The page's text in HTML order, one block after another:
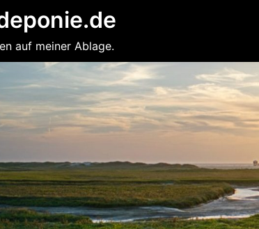
auf meiner Ablage.